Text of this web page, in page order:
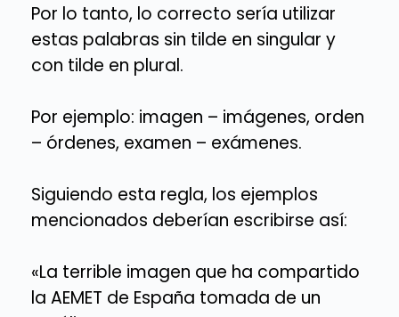
Por lo tanto, lo correcto sería utilizar
estas palabras sin tilde en singular y
con tilde en plural.
Por ejemplo: imagen – imágenes, orden
– órdenes, examen – exámenes.
Siguiendo esta regla, los ejemplos
mencionados deberían escribirse así:
«La terrible imagen que ha compartido
la AEMET de España tomada de un